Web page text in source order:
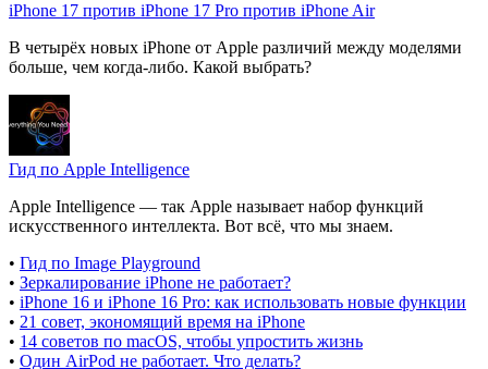
iPhone 17 против iPhone 17 Pro против iPhone Air
В четырёх новых iPhone от Apple различий между моделями
больше, чем когда-либо. Какой выбрать?
Гид по Apple Intelligence
Apple Intelligence — так Apple называет набор функций
искусственного интеллекта. Вот всё, что мы знаем.
• Гид по Image Playground
• Зеркалирование iPhone не работает?
• iPhone 16 и iPhone 16 Pro: как использовать новые функции
• 21 совет, экономящий время на iPhone
• 14 советов по macOS, чтобы упростить жизнь
• Один AirPod не работает. Что делать?